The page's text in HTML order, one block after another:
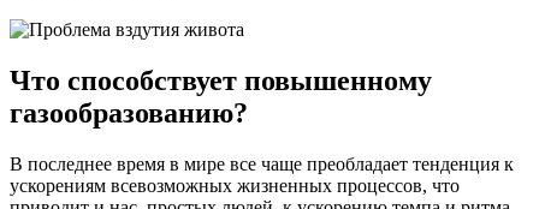
Что способствует повышенному
газообразованию?
В последнее время в мире все чаще преобладает тенденция к
ускорениям всевозможных жизненных процессов, что